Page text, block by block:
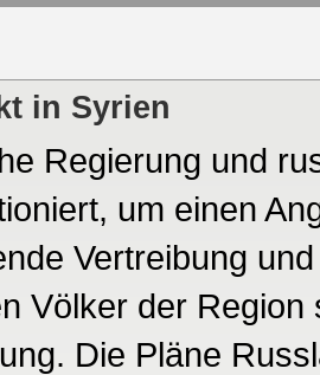
in Syrien
Regierung und
um einen
Vertreibung
Völker der
Die Pläne